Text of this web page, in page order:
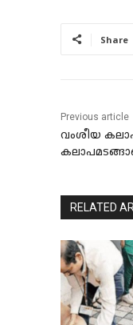
Share
Previous article
വംശീയ
RELATED